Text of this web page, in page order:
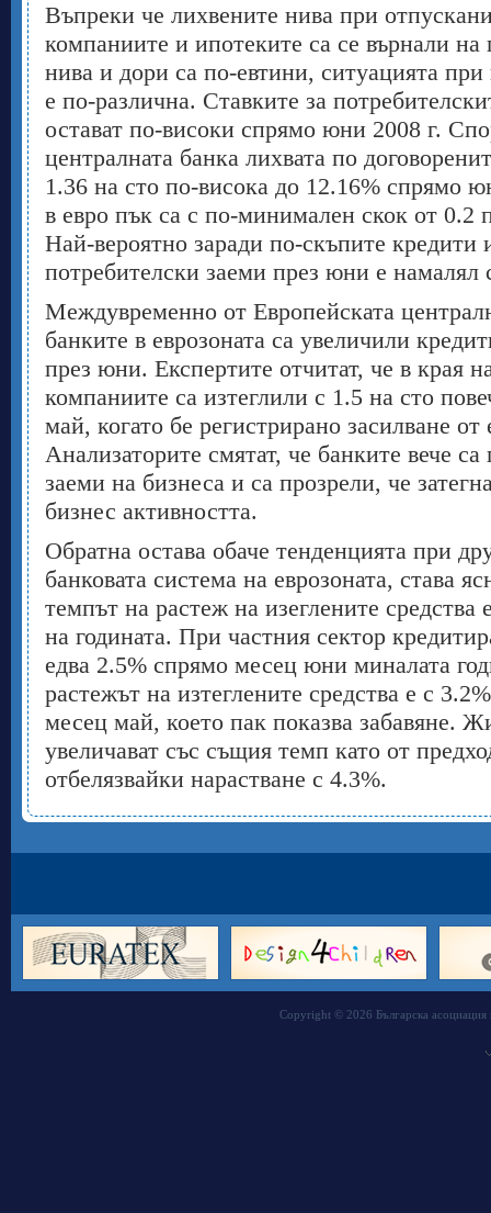
Въпреки че лихвените нива при
компаниите и ипотеките са се върнали на
нива и дори са по-евтини, ситуацията при
е по-различна. Ставките за
остават по-високи спрямо юни 2008 г.
централната банка лихвата по
1.36 на сто по-висока до 12.16% спрямо
в евро пък са с по-минимален скок от 0.2
Най-вероятно заради по-скъпите кредити
потребителски заеми през юни е намалял
Междувременно от Европейската
банките в еврозоната са увеличили
през юни. Експертите отчитат, че в края
компаниите са изтеглили с 1.5 на сто
май, когато бе регистрирано засилване от
Анализаторите смятат, че банките вече
заеми на бизнеса и са прозрели, че
бизнес активността.
Обратна остава обаче тенденцията при
банковата система на еврозоната, става
темпът на растеж на изеглените средства
на годината. При частния сектор
едва 2.5% спрямо месец юни миналата
растежът на изтеглените средства е с
месец май, което пак показва забавяне.
увеличават със същия темп като от
отбелязвайки нарастване с 4.3%.
Copyright © 2026 Българска асоциация